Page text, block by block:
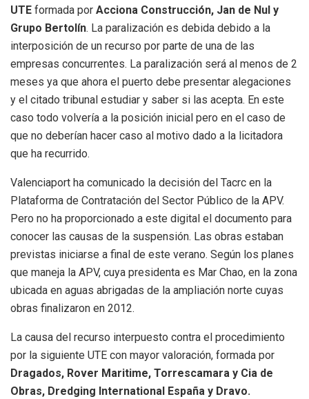
UTE formada por Acciona Construcción, Jan de Nul y
Grupo Bertolín. La paralización es debida debido a la
interposición de un recurso por parte de una de las
empresas concurrentes. La paralización será al menos de 2
meses ya que ahora el puerto debe presentar alegaciones
y el citado tribunal estudiar y saber si las acepta. En este
caso todo volvería a la posición inicial pero en el caso de
que no deberían hacer caso al motivo dado a la licitadora
que ha recurrido.
Valenciaport ha comunicado la decisión del Tacrc en la
Plataforma de Contratación del Sector Público de la APV.
Pero no ha proporcionado a este digital el documento para
conocer las causas de la suspensión. Las obras estaban
previstas iniciarse a final de este verano. Según los planes
que maneja la APV, cuya presidenta es Mar Chao, en la zona
ubicada en aguas abrigadas de la ampliación norte cuyas
obras finalizaron en 2012.
La causa del recurso interpuesto contra el procedimiento
por la siguiente UTE con mayor valoración, formada por
Dragados, Rover Maritime, Torrescamara y Cia de
Obras, Dredging International España y Dravo.